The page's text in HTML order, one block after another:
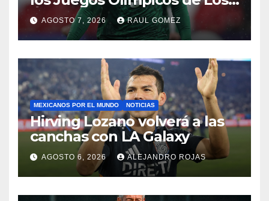
Ángeles 2028
AGOSTO 7, 2026 RAUL GOMEZ
MEXICANOS POR EL MUNDO NOTICIAS
Hirving Lozano volverá a las
canchas con LA Galaxy
AGOSTO 6, 2026 ALEJANDRO ROJAS